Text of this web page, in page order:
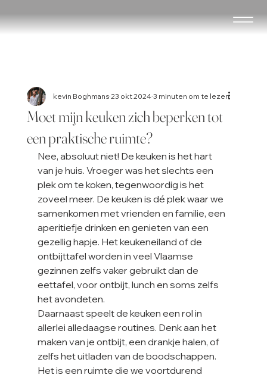
Moet mijn keuken zich beperken tot
een praktische ruimte?
kevin Boghmans 23 okt 2024 3 minuten om te lezen
Nee, absoluut niet! De keuken is het hart
van je huis. Vroeger was het slechts een
plek om te koken, tegenwoordig is het
zoveel meer. De keuken is dé plek waar we
samenkomen met vrienden en familie, een
aperitiefje drinken en genieten van een
gezellig hapje. Het keukeneiland of de
ontbijttafel worden in veel Vlaamse
gezinnen zelfs vaker gebruikt dan de
eettafel, voor ontbijt, lunch en soms zelfs
het avondeten.
Daarnaast speelt de keuken een rol in
allerlei alledaagse routines. Denk aan het
maken van je ontbijt, een drankje halen, of
zelfs het uitladen van de boodschappen.
Het is een ruimte die we voortdurend